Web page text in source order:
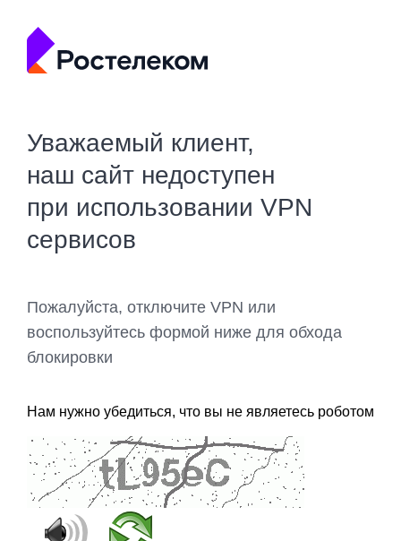
Уважаемый клиент,
наш сайт недоступен
при использовании VPN
сервисов
Пожалуйста, отключите VPN или
воспользуйтесь формой ниже для обхода
блокировки
Нам нужно убедиться, что вы не являетесь роботом